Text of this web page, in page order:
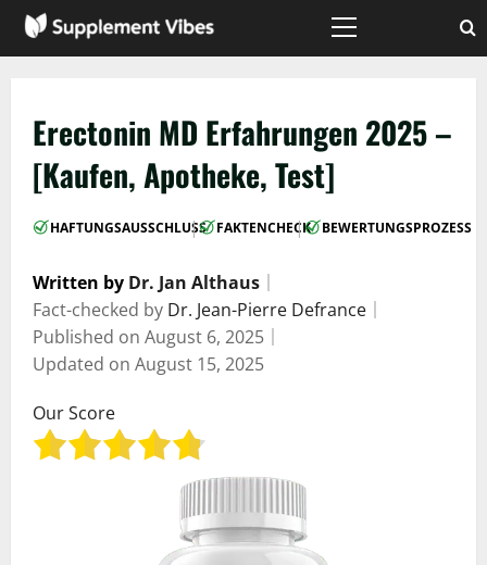
Zum
Inhalt
Hauptmenü
Erectonin MD Erfahrungen 2025 –
[Kaufen, Apotheke, Test]
HAFTUNGSAUSSCHLUSS
| FAKTENCHECK
| BEWERTUNGSPROZESS
Written by Dr. Jan Althaus
Fact-checked by Dr. Jean-Pierre Defrance
Published on August 6, 2025
Updated on August 15, 2025
Our Score